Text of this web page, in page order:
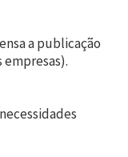
a publicação